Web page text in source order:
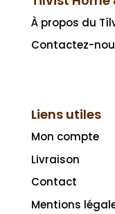
À propos du
Contactez-
Liens utiles
Mon compte
Livraison
Contact
Mentions